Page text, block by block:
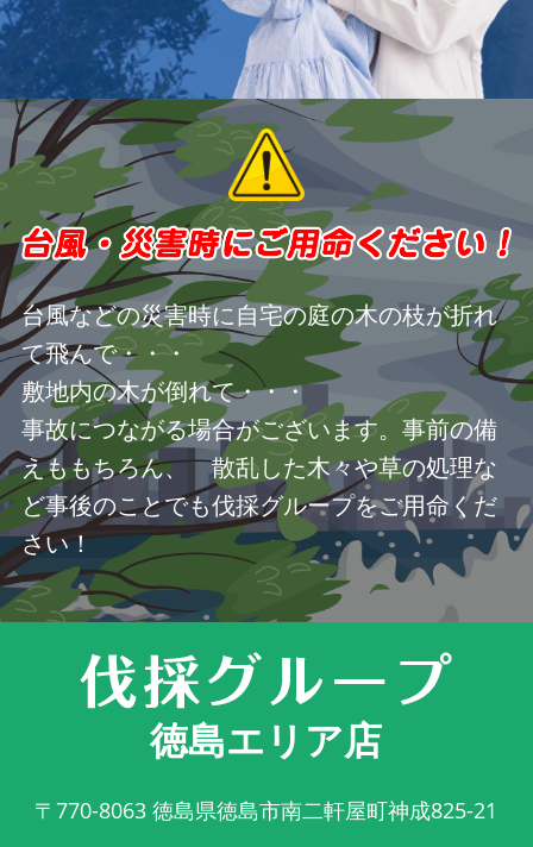
台風などの災害時に自宅の庭の木の枝が折れ
て飛んで・・・
敷地内の木が倒れて・・・
事故につながる場合がございます。事前の備
えももちろん、 散乱した木々や草の処理な
ど事後のことでも伐採グループをご用命くだ
さい！
徳島エリア店
〒770-8063 徳島県徳島市南二軒屋町神成825-21